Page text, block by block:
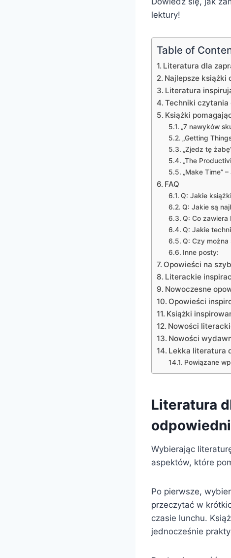
lektury!
Table of
Literatura dla
Najlepsze książki
Literatura
Techniki
Książki
„7 nawyków
„Getting
„Zjedz tę
„The
„Make Time”
FAQ
Q: Jakie
Q: Jakie są
Q: Co zawiera
Q: Jakie
Q: Czy
Inne posty:
Opowieści na
Literackie
Nowoczesne
Opowieści
Książki
Nowości
Nowości
Lekka literatura
Powiązane
Literatura
Wybierając
aspektów, które
Po pierwsze,
przeczytać w
czasie lunchu.
jednocześnie